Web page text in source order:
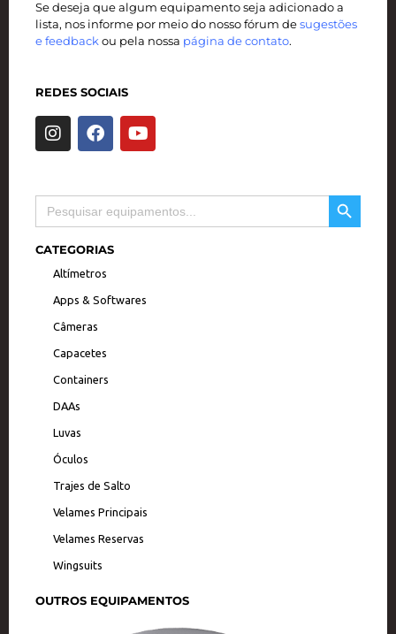
Se deseja que algum equipamento seja adicionado a
lista, nos informe por meio do nosso fórum de sugestões
e feedback ou pela nossa página de contato.
REDES SOCIAIS
I
n
a
g
r
a
m
F
a
b
o
o
k
Y
o
u
b
e
Search
for:
SEARCH BUTTON
CATEGORIAS
Altímetros
Apps & Softwares
Câmeras
Capacetes
Containers
DAAs
Luvas
Óculos
Trajes de Salto
Velames Principais
Velames Reservas
Wingsuits
OUTROS EQUIPAMENTOS